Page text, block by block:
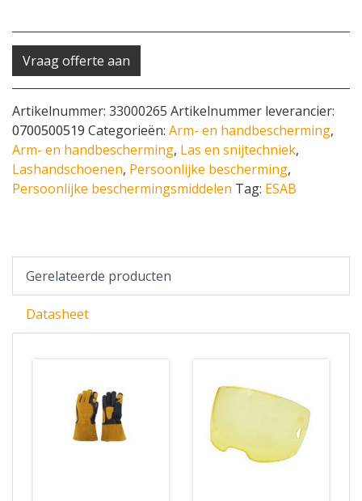
Vraag offerte aan
Artikelnummer: 33000265 Artikelnummer leverancier:
0700500519 Categorieën: Arm- en handbescherming,
Arm- en handbescherming, Las en snijtechniek,
Lashandschoenen, Persoonlijke bescherming,
Persoonlijke beschermingsmiddelen Tag: ESAB
Gerelateerde producten
Datasheet